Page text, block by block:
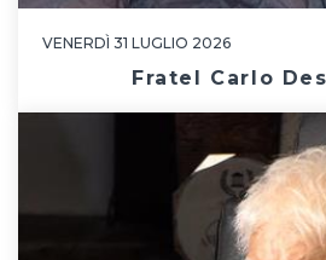
VENERDÌ 31 LUGLIO 2026
Fratel Carlo